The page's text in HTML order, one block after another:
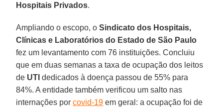
Hospitais Privados.
Ampliando o escopo, oSindicato dos Hospitais,
Clínicas e Laboratórios do Estado de São Paulo
fez um levantamento com 76 instituições. Concluiu
que em duas semanas a taxa de ocupação dos leitos
de UTI dedicados à doença passou de 55% para
84%. A entidade também verificou um salto nas
internações porcovid-19 em geral: a ocupação foi de